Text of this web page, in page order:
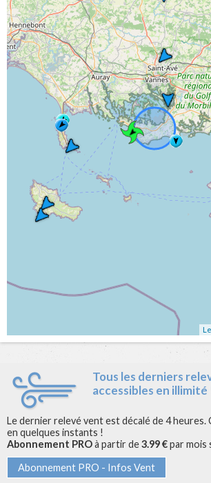
Tous les derniers
accessibles en illimité
Le dernier relevé vent est décalé de 4
en quelques instants !
Abonnement PROà partir de3.99 €par mois
Abonnement PRO - Infos Vent